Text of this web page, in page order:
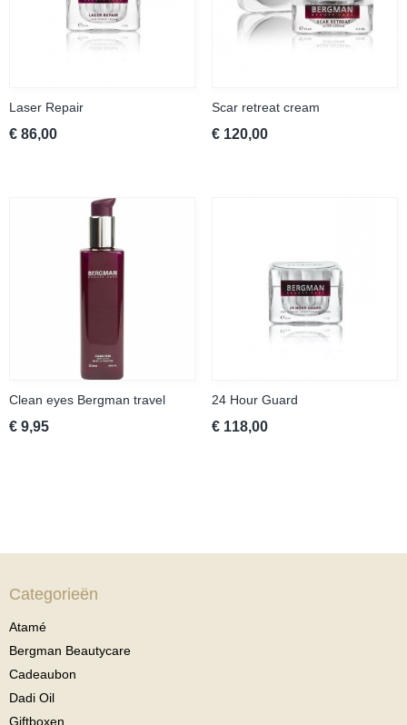
Laser Repair
€ 86,00
Scar retreat cream
€ 120,00
Clean eyes Bergman travel
€ 9,95
24 Hour Guard
€ 118,00
Categorieën
Atamé
Bergman Beautycare
Cadeaubon
Dadi Oil
Giftboxen